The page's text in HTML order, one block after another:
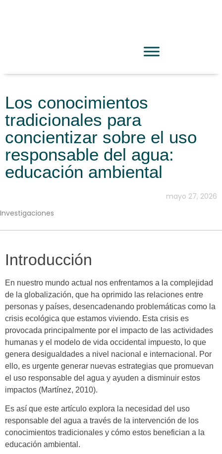
Los conocimientos
tradicionales para
concientizar sobre el uso
responsable del agua:
educación ambiental
mayo 27, 2026
Investigaciones
Introducción
En nuestro mundo actual nos enfrentamos a la complejidad
de la globalización, que ha oprimido las relaciones entre
personas y países, desencadenando problemáticas como la
crisis ecológica que estamos viviendo. Esta crisis es
provocada principalmente por el impacto de las actividades
humanas y el modelo de vida occidental impuesto, lo que
genera desigualdades a nivel nacional e internacional. Por
ello, es urgente generar nuevas estrategias que promuevan
el uso responsable del agua y ayuden a disminuir estos
impactos (Martínez, 2010).
Es así que este artículo explora la necesidad del uso
responsable del agua a través de la intervención de los
conocimientos tradicionales y cómo estos benefician a la
educación ambiental.